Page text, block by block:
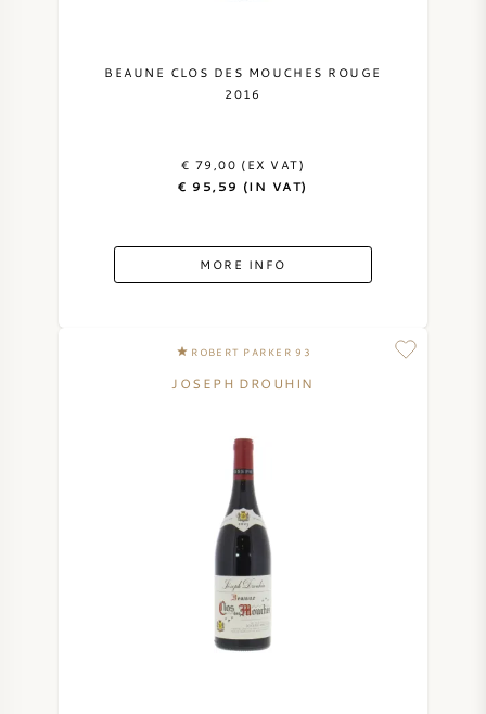
BEAUNE CLOS DES MOUCHES ROUGE
2016
€ 79,00 (EX VAT)
€ 95,59 (IN VAT)
MORE INFO
ROBERT PARKER 93
JOSEPH DROUHIN